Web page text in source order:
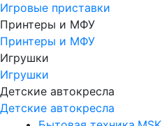
Игровые приставки
Принтеры и МФУ
Принтеры и МФУ
Игрушки
Игрушки
Детские автокресла
Детские автокресла